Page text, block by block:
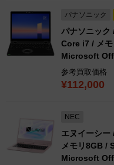
パナソニック
パナソニッ
Core i7 / メ
Microsoft
参考買取価格
¥112,000
NEC
エヌイーシ
メモリ8GB /
Microsoft